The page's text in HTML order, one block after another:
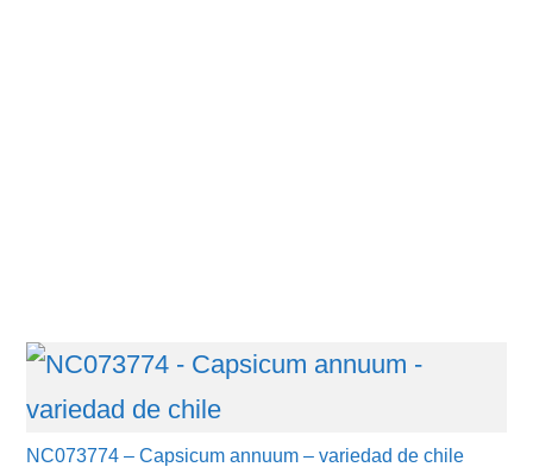
NC073774 – Capsicum annuum – variedad de chile